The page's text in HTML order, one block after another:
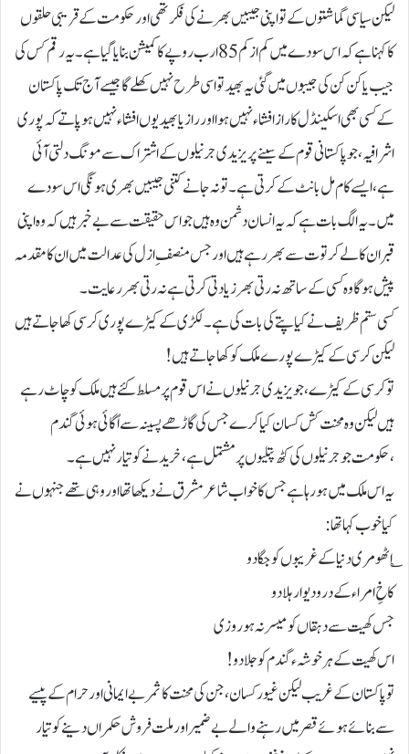
لیکن سیاسی گماشتوں کے تو اپنی جیبیں بھرنے کی فکر تھی اور حکومت کے قریبی حلقوں
کا کہنا ہے کہ اس سودے میں کم از کم 85 ارب روپے کا کمیشن بنایا گیا ہے۔ یہ رقم کس کی
جیب یا کن کن کی جیبوں میں گئی یہ بھید تو اسی طرح نہیں کھلے گا جیسے آج تک پاکستان
کے کسی بھی اسکینڈل کا راز افشاء نہیں ہوا اور راز یا بھید یوں افشاء نہیں ہوپاتے کہ پوری
اشرافیہ، جو پاکستانی قوم کے سینے پر یزیدی جرنیلوں کے اشتراک سے مونگ دلتی آئی
ہے، ایسے کام مل بانٹ کے کرتی ہے۔ تو نہ جانے کتنی جیبیں بھری ہونگی اس سودے
میں۔ یہ الگ بات ہے کہ یہ انسان دشمن وہ ہیں جو اس حقیقت سے بے خبر ہیں کہ وہ اپنی
قبران کالے کرتوت سے بھر رہے ہیں اور جس منصفِ ازل کی عدالت میں ان کا مقدمہ
پیش ہوگا وہ کسی کے ساتھ نہ رتی بھر زیادتی کرتی ہے نہ رتی بھر رعایت۔
کسی ستم ظریف نے کیا پتے کی بات کی ہے۔ لکڑی کے کیڑے پوری کرسی کھا جاتے ہیں
لیکن کرسی کے کیڑے پورے ملک کو کھا جاتے ہیں!
تو کرسی کے کیڑے، جو یزیدی جرنیلوں نے اس قوم پر مسلط کئے ہیں ملک کو چاٹ رہے
ہیں لیکن وہ محنت کش کسان کیا کرے جس کی گاڑھے پسینہ سے اُگائی ہوئی گندم
،حکومت جو جرنیلوں کی کٹھ پتلیوں پر مشتمل ہے، خریدنے کو تیار نہیں ہے۔
یہ اس ملک میں ہورہا ہے جس کا خواب شاعر مشرق نے دیکھا تھا اور وہی تھے جنہوں نے
کیا خوب کہا تھا:
؎اٹھو مری دنیا کے غریبوں کو جگادو
کاخِ امراء کے در و دیوار ہلادو
جس کھیت سے دہقاں کو میسر نہ ہو روزی
اس کھیت کے ہر خوشہء گندم کو جلادو!
تو پاکستان کے غریب لیکن غیور کسان، جن کی محنت کا ثمر بے ایمانی اور حرام کے پیسے
سے بنائے ہوئے قصر میں رہنے والے بے ضمیر اور ملت فروش حکمراں دینے کو تیار